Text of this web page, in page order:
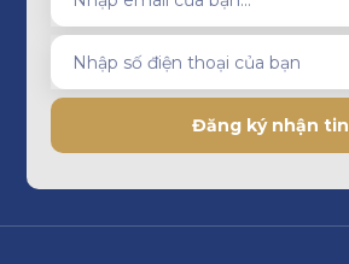
Nhập số điện thoại của bạn
Đăng ký nhận tin